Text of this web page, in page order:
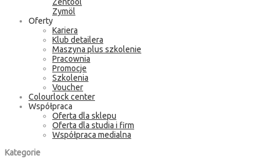
Zymöl
Oferty
Kariera
Klub detailera
Maszyna plus szkolenie
Pracownia
Promocje
Szkolenia
Voucher
Colourlock center
Współpraca
Oferta dla sklepu
Oferta dla studia i firm
Współpraca medialna
Kategorie